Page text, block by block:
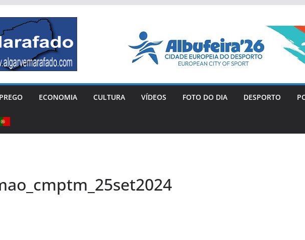
ECONOMIA CULTURA VÍDEOS FOTO DO DIA DESPORTO